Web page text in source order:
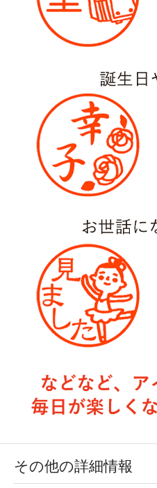
その他の詳細情報